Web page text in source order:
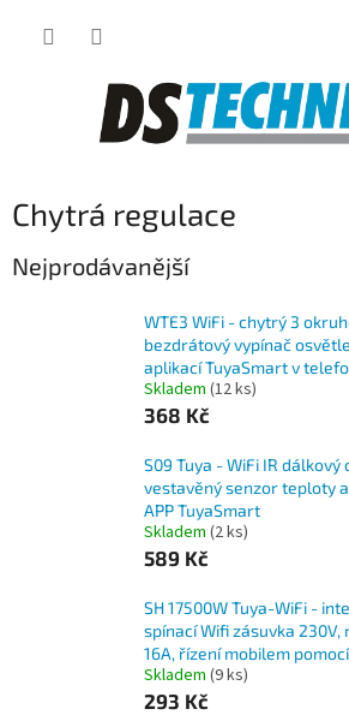
Chytrá regulace
Nejprodávanější
WTE3 WiFi - chytrý 3
bezdrátový vypínač
aplikací TuyaSmart v
Skladem (12 ks)
368 Kč
S09 Tuya - WiFi IR
vestavěný senzor teploty
APP TuyaSmart
Skladem (2 ks)
589 Kč
SH 17500W Tuya-WiFi -
spínací Wifi zásuvka
16A, řízení mobilem
Skladem (9 ks)
293 Kč